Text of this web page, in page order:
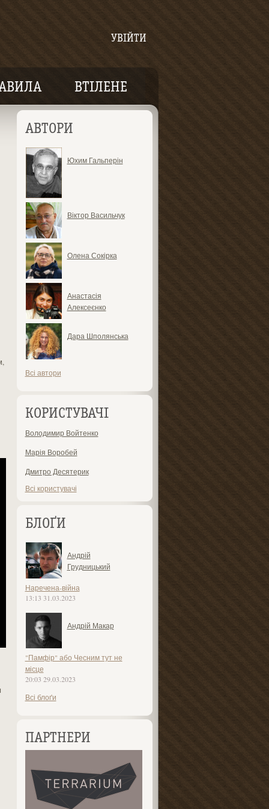
УВІЙТИ
ВТІЛЕНЕ
АВТОРИ
Юхим Гальперін
Віктор Васильчук
Олена Сокірка
Анастасія
Алексеєнко
Дара Шполянська
Всі автори
КОРИСТУВАЧІ
Володимир Войтенко
Марія Воробей
Дмитро Десятерик
Всі користувачі
БЛОҐИ
Андрій
Грудницький
Наречена-війна
13:13 31.03.2023
Андрій Макар
"Памфір" або Чесним тут не
місце
20:03 29.03.2023
Всі блоґи
ПАРТНЕРИ